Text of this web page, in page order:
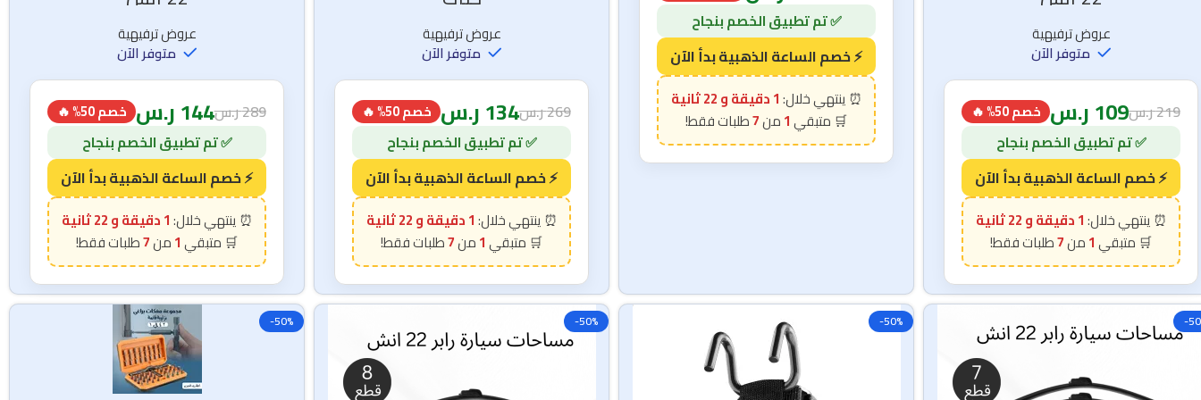
22 انش
عروض ترفيهية
ر.س109ر.س خصم 50% 🔥
1 دقيقة و 21 ثانية
1
7
ر.س129ر.س خصم 50% 🔥
1 دقيقة و 21 ثانية
1
7
حبات
عروض ترفيهية
ر.س134ر.س خصم 50% 🔥
1 دقيقة و 21 ثانية
1
7
22 انش
عروض ترفيهية
ر.س144ر.س خصم 50% 🔥
1 دقيقة و 21 ثانية
1
7
-
-50%
-50%
-50%